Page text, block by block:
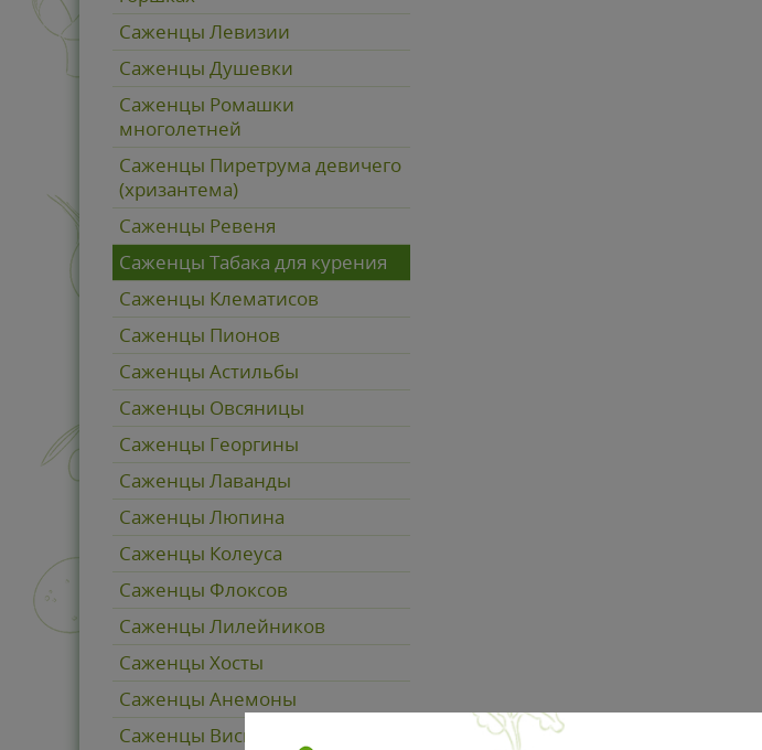
Саженцы Левизии
Саженцы Душевки
Саженцы Ромашки
многолетней
Саженцы Пиретрума девичего
(хризантема)
Саженцы Ревеня
Саженцы Табака для курения
Саженцы Клематисов
Саженцы Пионов
Саженцы Астильбы
Саженцы Овсяницы
Саженцы Георгины
Саженцы Лаванды
Саженцы Люпина
Саженцы Колеуса
Саженцы Флоксов
Саженцы Лилейников
Саженцы Хосты
Саженцы Анемоны
Саженцы Вискарии